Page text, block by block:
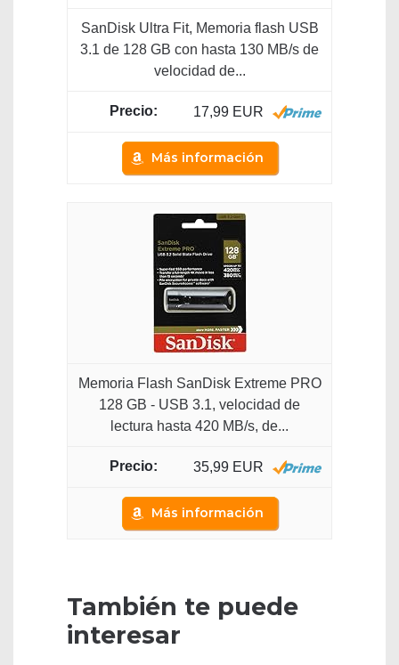
SanDisk Ultra Fit, Memoria flash USB
3.1 de 128 GB con hasta 130 MB/s de
velocidad de...
17,99 EUR
Más información
Memoria Flash SanDisk Extreme PRO
128 GB - USB 3.1, velocidad de
lectura hasta 420 MB/s, de...
35,99 EUR
Más información
También te puede
interesar